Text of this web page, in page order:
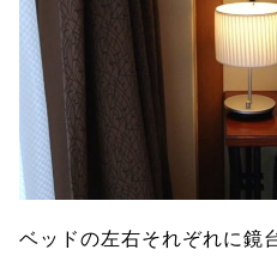
ベッドの左右それぞれに鏡